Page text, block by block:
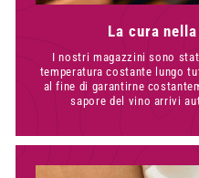
La cura
I nostri magazzini sono
temperatura costante lungo
al fine di garantirne
sapore del vino arrivi